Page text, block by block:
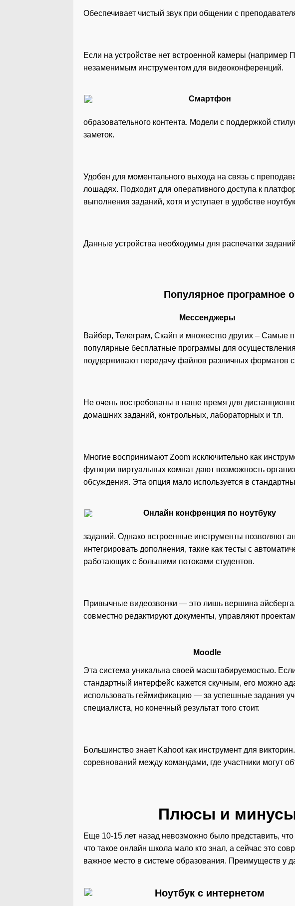
Обеспечивает чистый звук при общении с
Если на устройстве нет встроенной камеры
незаменимым инструментом для видеоконференций.
образовательного контента. Модели с поддержкой
заметок.
Удобен для моментального выхода на связь с
лошадях. Подходит для оперативного доступа к
выполнения заданий, хотя и уступает в удобстве
Данные устройства необходимы для распечатки
Популярное програмное
Мессенджеры
Вайбер, Телеграм, Скайп и множество других – Самые
популярные бесплатные программы для
поддерживают передачу файлов различных форматов
Не очень востребованы в наше время для
домашних заданий, контрольных, лабораторных и т.п.
Многие воспринимают Zoom исключительно как
функции виртуальных комнат дают возможность
обсуждения. Эта опция мало используется в
заданий. Однако встроенные инструменты позволяют
интегрировать дополнения, такие как тесты с
работающих с большими потоками студентов.
Привычные видеозвонки — это лишь вершина айсберга.
совместно редактируют документы, управляют
Moodle
Эта система уникальна своей масштабируемостью.
стандартный интерфейс кажется скучным, его можно
использовать геймификацию — за успешные задания
специалиста, но конечный результат того стоит.
Большинство знает Kahoot как инструмент для
соревнований между командами, где участники могут
Плюсы и минусы
Еще 10-15 лет назад невозможно было представить,
что такое онлайн школа мало кто знал, а сейчас это
важное место в системе образования. Преимуществ у